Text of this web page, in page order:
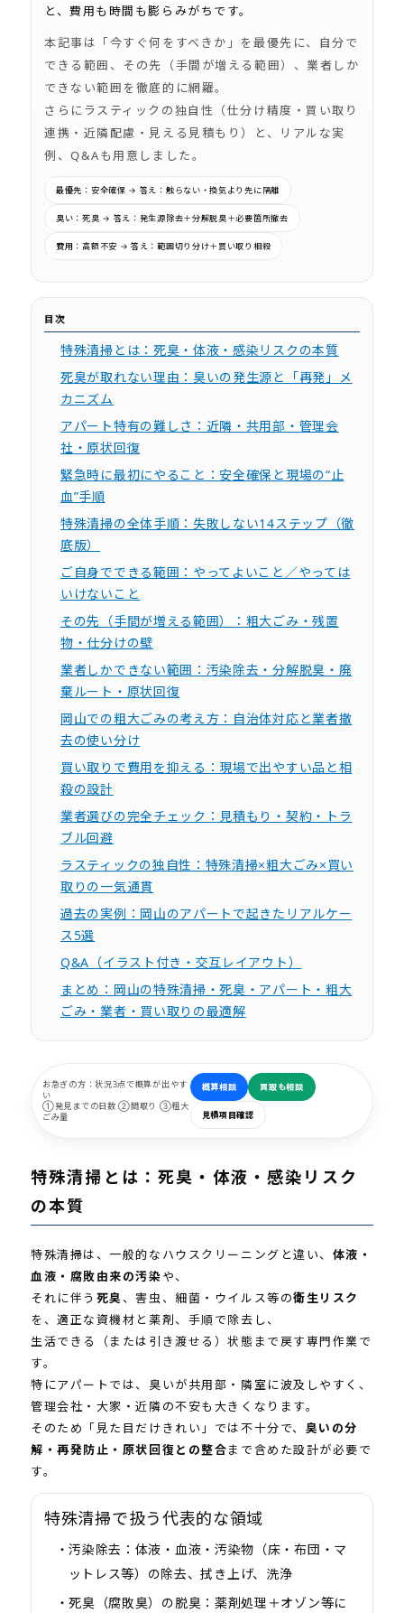
と、費用も時間も膨らみがちです。
本記事は「今すぐ何をすべきか」を最優先に、 自分で
できる範囲 、 その先（手間が増える範囲） 、 業者しか
できない範囲 を徹底的に網羅。
さらにラスティックの独自性（仕分け精度・買い取り
連携・近隣配慮・見える見積もり）と、リアルな実
例、Q&Aも用意しました。
最優先 ：安全確保 → 答え ：触らない・換気より先に隔離
臭い ：死臭 → 答え ：発生源除去＋分解脱臭＋必要箇所撤去
費用 ：高額不安 →答え ：範囲切り分け＋買い取り相殺
目次
特殊清掃とは：死臭・体液・感染リスクの本質
死臭が取れない理由：臭いの発生源と「再発」メ
カニズム
アパート特有の難しさ：近隣・共用部・管理会
社・原状回復
緊急時に最初にやること：安全確保と現場の“止
血”手順
特殊清掃の全体手順：失敗しない14ステップ（徹
底版）
ご自身でできる範囲：やってよいこと／やっては
いけないこと
その先（手間が増える範囲）：粗大ごみ・残置
物・仕分けの壁
業者しかできない範囲：汚染除去・分解脱臭・廃
棄ルート・原状回復
岡山での粗大ごみの考え方：自治体対応と業者撤
去の使い分け
買い取りで費用を抑える：現場で出やすい品と相
殺の設計
業者選びの完全チェック：見積もり・契約・トラ
ブル回避
ラスティックの独自性：特殊清掃×粗大ごみ×買い
取りの一気通貫
過去の実例：岡山のアパートで起きたリアルケー
ス5選
Q&A（イラスト付き・交互レイアウト）
まとめ：岡山の特殊清掃・死臭・アパート・粗大
ごみ・業者・買い取りの最適解
お急ぎの方：状況3点で概算が出やす
い
①発見までの日数 ②間取り ③粗大
ごみ量
概算相談 買取も相談
見積項目確認
特殊清掃とは：死臭・体液・感染リスク
の本質
特殊清掃は、一般的なハウスクリーニングと違い、 体液・
血液・腐敗由来の汚染や、
それに伴う 死臭 、害虫、細菌・ウイルス等の衛生リスク
を、適正な資機材と薬剤、手順で除去し、
生活できる（または引き渡せる）状態まで戻す専門作業で
す。
特にアパートでは、臭いが共用部・隣室に波及しやすく、
管理会社・大家・近隣の不安も大きくなります。
そのため「見た目だけきれい」では不十分で、 臭いの分
解・再発防止・原状回復との整合まで含めた設計が必要で
す。
特殊清掃で扱う代表的な領域
汚染除去： 体液・血液・汚染物（床・布団・マ
ットレス等）の除去、拭き上げ、洗浄
死臭（腐敗臭）の脱臭： 薬剤処理＋オゾン等に